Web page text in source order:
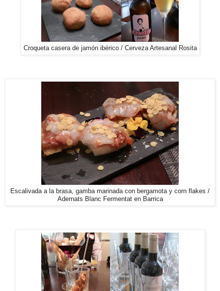
Croqueta casera de jamón ibérico / Cerveza Artesanal Rosita
Escalivada a la brasa, gamba marinada con bergamota y corn flakes /
Adernats Blanc Fermentat en Barrica